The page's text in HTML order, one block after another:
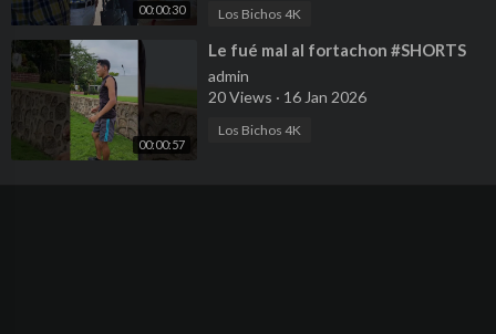
00:00:30 Los Bichos 4K
00:00:57
⁣Le fué mal al fortachon #SHORTS
admin
20 Views · 16 Jan 2026
Los Bichos 4K